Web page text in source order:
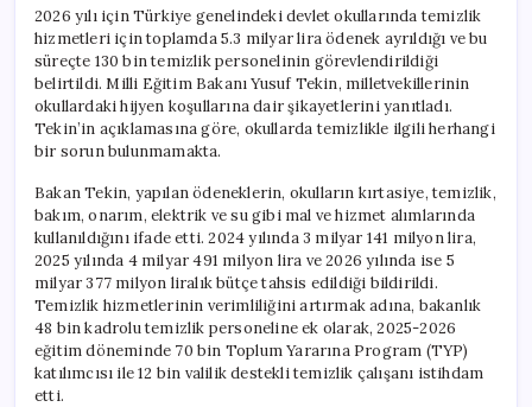
Temizlik
Ödeneği
Ayrıldı:
Okullarda
Hijyen
Sorunu
Yok!
2026 yılı için Türkiye genelindeki devlet okullarında temizlik
hizmetleri için toplamda 5.3 milyar lira ödenek ayrıldığı ve bu
süreçte 130 bin temizlik personelinin görevlendirildiği
belirtildi. Milli Eğitim Bakanı Yusuf Tekin, milletvekillerinin
okullardaki hijyen koşullarına dair şikayetlerini yanıtladı.
Tekin’in açıklamasına göre, okullarda temizlikle ilgili herhangi
bir sorun bulunmamakta.
Bakan Tekin, yapılan ödeneklerin, okulların kırtasiye, temizlik,
bakım, onarım, elektrik ve su gibi mal ve hizmet alımlarında
kullanıldığını ifade etti. 2024 yılında 3 milyar 141 milyon lira,
2025 yılında 4 milyar 491 milyon lira ve 2026 yılında ise 5
milyar 377 milyon liralık bütçe tahsis edildiği bildirildi.
Temizlik hizmetlerinin verimliliğini artırmak adına, bakanlık
48 bin kadrolu temizlik personeline ek olarak, 2025-2026
eğitim döneminde 70 bin Toplum Yararına Program (TYP)
katılımcısı ile 12 bin valilik destekli temizlik çalışanı istihdam
etti.